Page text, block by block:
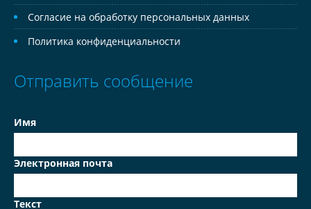
Согласие на обработку персональных данных
Политика конфиденциальности
Отправить сообщение
Имя
Электронная почта
Текст